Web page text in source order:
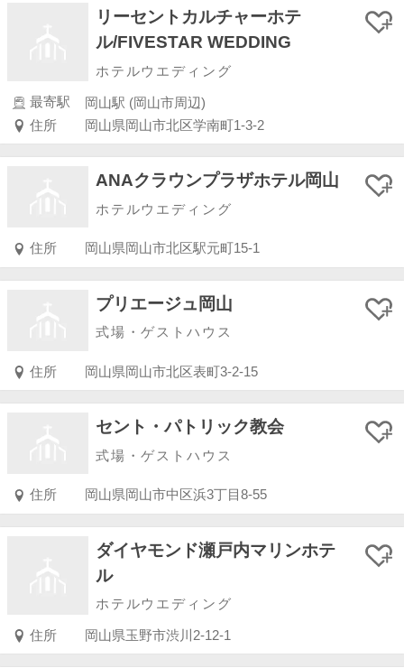
リーセントカルチャーホテ
ル/FIVESTAR WEDDING
ホテルウエディング
最寄駅
岡山駅 (岡山市周辺)
住所
岡山県岡山市北区学南町1-3-2
ANAクラウンプラザホテル岡山
ホテルウエディング
住所 岡山県岡山市北区駅元町15-1
プリエージュ岡山
式場・ゲストハウス
住所 岡山県岡山市北区表町3-2-15
セント・パトリック教会
式場・ゲストハウス
住所 岡山県岡山市中区浜3丁目8-55
ダイヤモンド瀬戸内マリンホテ
ル
ホテルウエディング
住所 岡山県玉野市渋川2-12-1